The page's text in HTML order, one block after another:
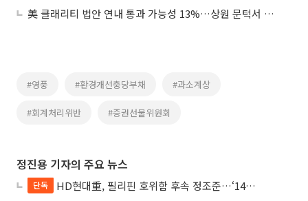
美 클래리티 법안 연내 통과 가능성 13%…상원 문턱서 제동
#영풍 #환경개선충당부채 #과소계상
#회계처리위반 #증권선물위원회
정진용 기자의 주요 뉴스
단독 HD현대重, 필리핀 호위함 후속 정조준…‘14척+α’ 싹쓸이 노린다